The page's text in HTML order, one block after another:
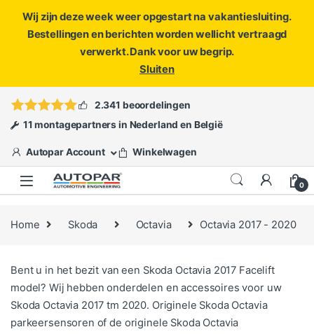
Wij zijn deze week weer opgestart na vakantiesluiting.
Bestellingen en berichten worden wellicht vertraagd
verwerkt. Dank voor uw begrip.
Sluiten
ofopen een ticket
2.341 beoordelingen
11 montagepartners in Nederland en België
Autopar Account Winkelwagen
0
Home Skoda Octavia Octavia 2017 - 2020
Bent u in het bezit van een Skoda Octavia 2017 Facelift
model? Wij hebben onderdelen en accessoires voor uw
Skoda Octavia 2017 tm 2020. Originele Skoda Octavia
parkeersensoren of de originele Skoda Octavia